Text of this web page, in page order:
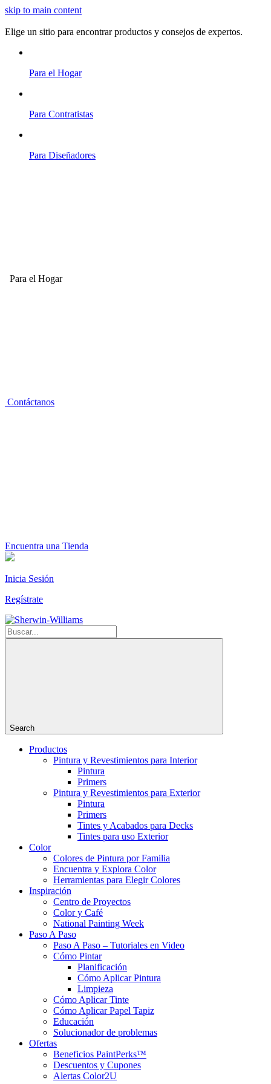
skip to main content
Elige un sitio para encontrar productos y consejos de expertos.
Para el Hogar
Para Contratistas
Para Diseñadores
Para el Hogar
Contáctanos
Encuentra una Tienda
Inicia Sesión
Regístrate
Search
Productos
Pintura y Revestimientos para Interior
Pintura
Primers
Pintura y Revestimientos para Exterior
Pintura
Primers
Tintes y Acabados para Decks
Tintes para uso Exterior
Color
Colores de Pintura por Familia
Encuentra y Explora Color
Herramientas para Elegir Colores
Inspiración
Centro de Proyectos
Color y Café
National Painting Week
Paso A Paso
Paso A Paso – Tutoriales en Video
Cómo Pintar
Planificación
Cómo Aplicar Pintura
Limpieza
Cómo Aplicar Tinte
Cómo Aplicar Papel Tapiz
Educación
Solucionador de problemas
Ofertas
Beneficios PaintPerks™
Descuentos y Cupones
Alertas Color2U